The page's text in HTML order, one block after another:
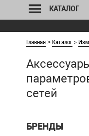
КАТАЛОГ
Главная >Каталог>
сетей
БРЕНДЫ